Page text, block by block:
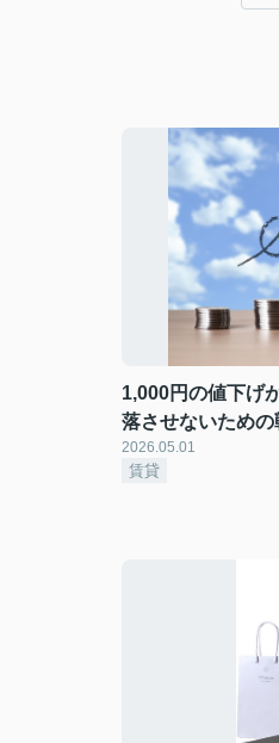
1,000円の値下げ
落させないため
2026.05.01
賃貸